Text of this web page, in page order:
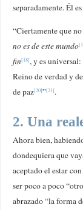
separadamente. Él
“Ciertamente que
no es de este mundo
fin[18], y es
Reino de verdad y
de paz[20]”[21].
2. Una
Ahora bien,
dondequiera que
aceptado el estar
ser poco a poco
abrazado “la forma